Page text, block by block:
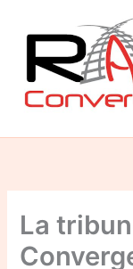
contenu
La